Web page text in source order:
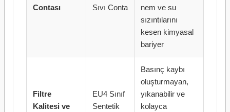
Contası
Sıvı Conta
nem ve su
sızıntılarını
kesen kimyasal
bariyer
Filtre
Kalitesi ve
EU4 Sınıf
Sentetik
Basınç kaybı
oluşturmayan,
yıkanabilir ve
kolayca